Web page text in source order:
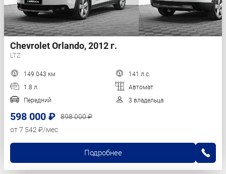
Chevrolet Orlando, 2012 г.
LTZ
149 043 км
141 л.с.
1.8 л.
Автомат
Передний
3 владельца
598 000 ₽
898 000 ₽
от 7 542 ₽/мес
Подробнее